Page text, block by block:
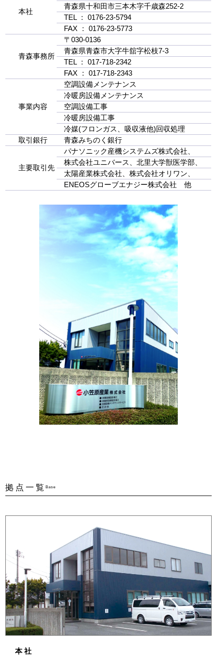
本社
青森県十和田市三本木字千歳森252-2
TEL ： 0176-23-5794
FAX ： 0176-23-5773
青森事務所
〒030-0136
青森県青森市大字牛舘字松枝7-3
TEL ： 017-718-2342
FAX ： 017-718-2343
事業内容
空調設備メンテナンス
冷暖房設備メンテナンス
空調設備工事
冷暖房設備工事
冷媒(フロンガス、吸収液他)回収処理
取引銀行
青森みちのく銀行
主要取引先
パナソニック産機システムズ株式会社、
株式会社ユニバース、北里大学獣医学部、
太陽産業株式会社、株式会社オリワン、
ENEOSグローブエナジー株式会社 他
拠点一覧Base
本 社